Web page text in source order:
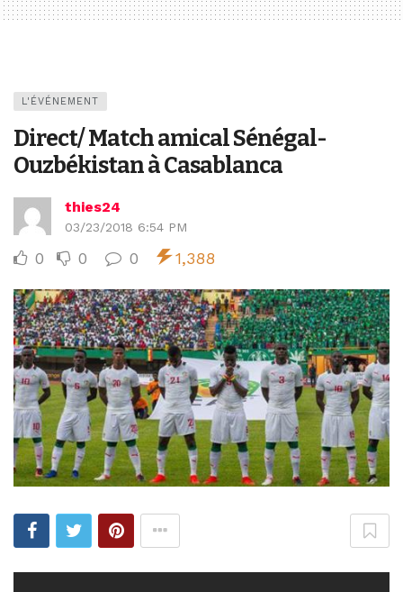
L'ÉVÉNEMENT
Direct/ Match amical Sénégal-
Ouzbékistan à Casablanca
thies24
03/23/2018 6:54 PM
0 0 0 1,388